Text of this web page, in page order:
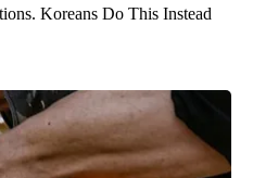
Koreans Do This Instead